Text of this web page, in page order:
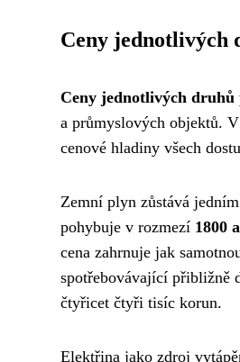
Ceny jednotlivých
Ceny jednotlivých druhů
a průmyslových objektů.
cenové hladiny všech
Zemní plyn zůstává
pohybuje v rozmezí 1800
cena zahrnuje jak
spotřebovávající přibližně
čtyřicet čtyři tisíc korun.
Elektřina jako zdroj